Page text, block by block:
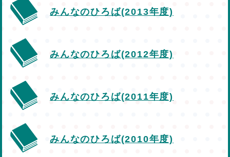
みんなのひろば(2013年度)
みんなのひろば(2012年度)
みんなのひろば(2011年度)
みんなのひろば(2010年度)